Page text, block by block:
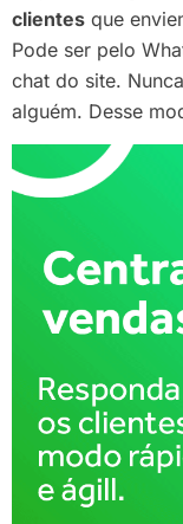
clientes que
Pode ser pelo
chat do site.
alguém. Desse